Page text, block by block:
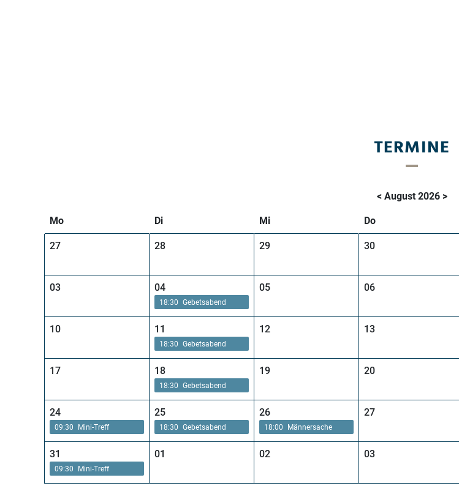
TERMINE
< August 2026 >
Mo Di Mi Do
27 28 29 30
03 04
18:30 Gebetsabend
05 06
10 11
18:30 Gebetsabend
12 13
17 18
18:30 Gebetsabend
19 20
24
09:30 Mini-Treff
25
18:30 Gebetsabend
26
18:00 Männersache
27
31
09:30 Mini-Treff
01 02 03